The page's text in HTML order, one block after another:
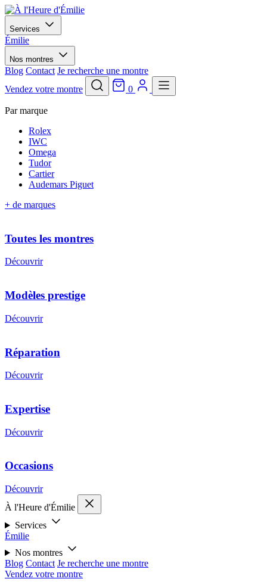
Services
Émilie
Nos montres
Blog Contact Je recherche une montre
Vendez votre montre
0
Par marque
Rolex
IWC
Omega
Tudor
Cartier
Audemars Piguet
+ de marques
Toutes les montres
Découvrir
Modèles prestige
Découvrir
Réparation
Découvrir
Expertise
Découvrir
Occasions
Découvrir
À l'Heure d'Émilie
Services
Émilie
Nos montres
Blog Contact Je recherche une montre
Vendez votre montre